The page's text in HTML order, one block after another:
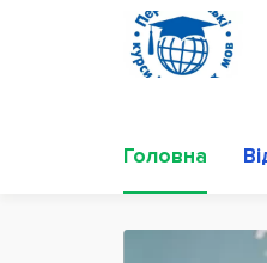
Головна